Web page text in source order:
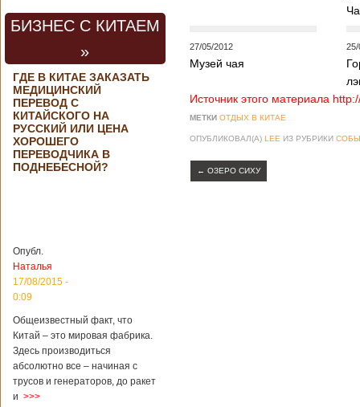
аэрокосмической
выставки Aero
Бангалоре в
Индии. Контракт
между Китаем и
Россией на
разработку,
Подробнее...
Опубликовано
21/02/2019 - 22:26
В Китае найден
древний
по добыче бирюзы
на территории
Синьцзян-
Уйгурского
района, что на
северо-западе
Китая. Об этом
сообщает
агентство Синьхуа,
ссылаясь на
БИЗНЕС С КИТАЕМ
»
ГДЕ В КИТАЕ ЗАКАЗАТЬ
МЕДИЦИНСКИЙ
ПЕРЕВОД С
КИТАЙСКОГО НА
РУССКИЙ ИЛИ ЦЕНА
ХОРОШЕГО
ПЕРЕВОДЧИКА В
ПОДНЕБЕСНОЙ?
Опубл.
Наталья
17/08/2015 -
0:09
Общеизвестный факт, что
Китай – это мировая фабрика.
Здесь производиться
абсолютно все – начиная с
трусов и генераторов, до ракет
и >>>
27/05/2012
Музей чая
25/
Источник этого материала
МЕТКИ ОТДЫХ В КИТАЕ
ОПУБЛИКОВАЛ(А) LEE ИЗ РУБРИКИ
← ОЗЕРО СИХУ